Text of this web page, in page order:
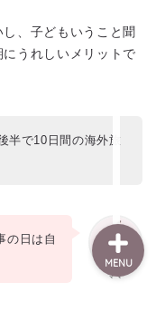
し、子どもいうこと聞
うれしいメリットで
半で10日間の海外旅
ママ
の日は自
MENU
小3
フィール